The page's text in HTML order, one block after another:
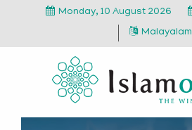
Monday, 10 August 2026
Malayalam